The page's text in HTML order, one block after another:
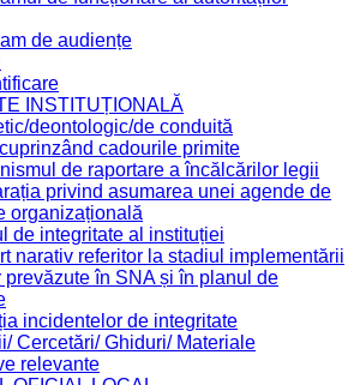
de audiențe
INSTITUȚIONALĂ
deontologic/de conduită
cadourile primite
de raportare a încălcărilor legii
privind asumarea unei agende de
organizațională
de integritate al instituției
narativ referitor la stadiul implementării
prevăzute în SNA și în planul de
incidentelor de integritate
Cercetări/ Ghiduri/ Materiale
relevante